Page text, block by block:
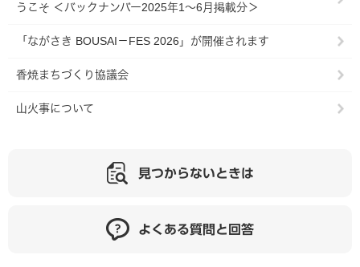
うこそ ＜バックナンバー2025年1～6月掲載分＞
「ながさき BOUSAI－FES 2026」が開催されます
香焼まちづくり協議会
山火事について
見つからないときは
よくある質問と回答